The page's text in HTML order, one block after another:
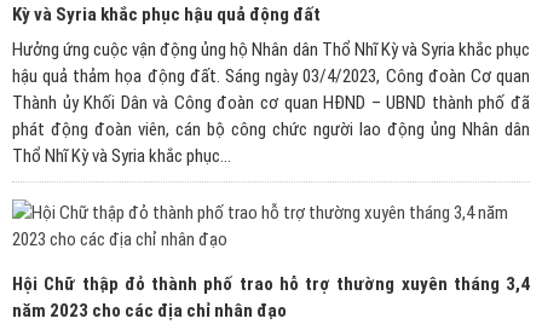
Kỳ và Syria khắc phục hậu quả động đất
Hưởng ứng cuộc vận động ủng hộ Nhân dân Thổ Nhĩ Kỳ và Syria khắc phục
hậu quả thảm họa động đất. Sáng ngày 03/4/2023, Công đoàn Cơ quan
Thành ủy Khối Dân và Công đoàn cơ quan HĐND – UBND thành phố đã
phát động đoàn viên, cán bộ công chức người lao động ủng Nhân dân
Thổ Nhĩ Kỳ và Syria khắc phục...
Hội Chữ thập đỏ thành phố trao hỗ trợ thường xuyên tháng 3,4
năm 2023 cho các địa chỉ nhân đạo